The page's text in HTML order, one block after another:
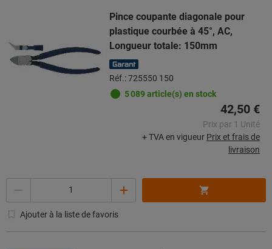
Pince coupante diagonale pour
plastique courbée à 45°, AC,
Longueur totale: 150mm
Réf.: 725550 150
5 089 article(s) en stock
42,50 €
Prix par 1 Unité
+ TVA en vigueur Prix et frais de
livraison
Ajouter à la liste de favoris